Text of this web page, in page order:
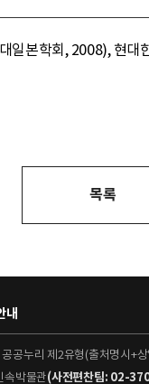
일본학회, 2008), 현
목록
내
공누리 제2유형(출처명시+
속박물관(사전편찬팀: 02-